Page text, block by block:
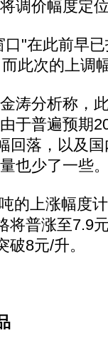
调价幅度定
"在此前早已
此次的上调
分析称，
于普遍预期
回落，以及
也少了一些
上涨幅度计
将普涨至7.9
8元/升。